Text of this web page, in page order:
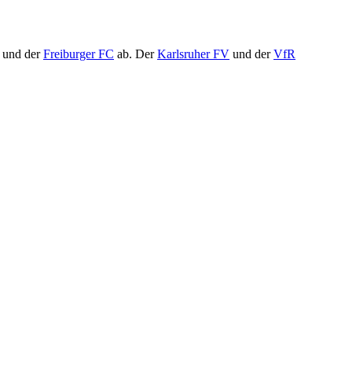
und derFreiburger FC ab. DerKarlsruher FV und derVfR